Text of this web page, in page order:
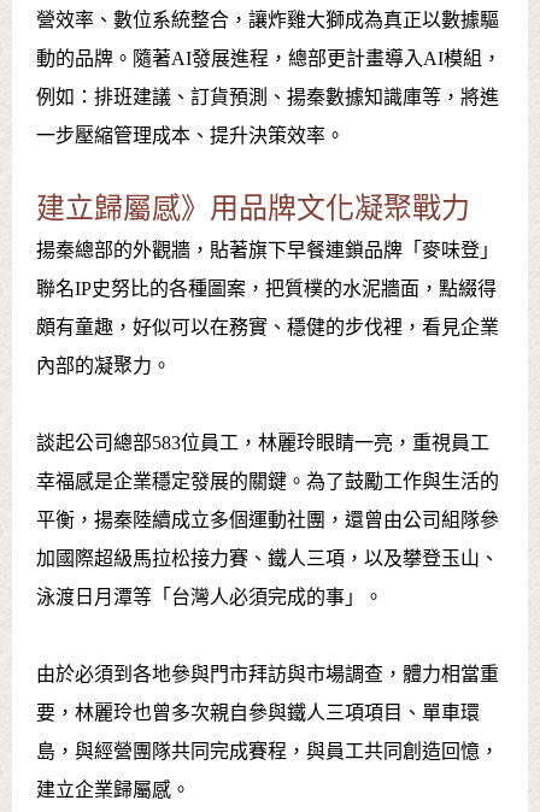
營效率、數位系統整合，讓炸雞大獅成為真正以數據驅
動的品牌。隨著AI發展進程，總部更計畫導入AI模組，
例如：排班建議、訂貨預測、揚秦數據知識庫等，將進
一步壓縮管理成本、提升決策效率。
建立歸屬感》用品牌文化凝聚戰力
揚秦總部的外觀牆，貼著旗下早餐連鎖品牌「麥味登」
聯名IP史努比的各種圖案，把質樸的水泥牆面，點綴得
頗有童趣，好似可以在務實、穩健的步伐裡，看見企業
內部的凝聚力。
談起公司總部583位員工，林麗玲眼睛一亮，重視員工
幸福感是企業穩定發展的關鍵。為了鼓勵工作與生活的
平衡，揚秦陸續成立多個運動社團，還曾由公司組隊參
加國際超級馬拉松接力賽、鐵人三項，以及攀登玉山、
泳渡日月潭等「台灣人必須完成的事」。
由於必須到各地參與門市拜訪與市場調查，體力相當重
要，林麗玲也曾多次親自參與鐵人三項項目、單車環
島，與經營團隊共同完成賽程，與員工共同創造回憶，
建立企業歸屬感。